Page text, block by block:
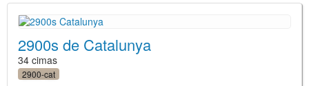
2900s de Catalunya
34 cimas
2900-cat